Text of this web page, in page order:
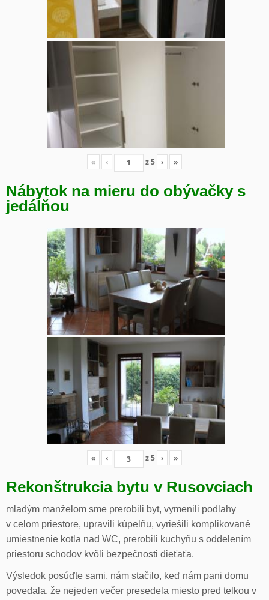
« ‹ z5 › »
Nábytok na mieru do obývačky s
jedálňou
« ‹ z5 › »
Rekonštrukcia bytu v Rusovciach
mladým manželom sme prerobili byt, vymenili podlahy
v celom priestore, upravili kúpelňu, vyriešili komplikované
umiestnenie kotla nad WC, prerobili kuchyňu s oddelením
priestoru schodov kvôli bezpečnosti dieťaťa.
Výsledok posúďte sami, nám stačilo, keď nám pani domu
povedala, že nejeden večer presedela miesto pred telkou v